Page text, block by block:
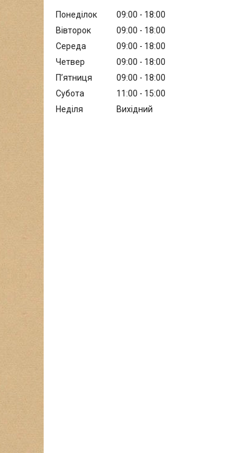
Понеділок 09:00
18:00
Вівторок
09:00
18:00
Середа
09:00
18:00
Четвер
09:00
18:00
Пʼятниця
09:00
18:00
Субота
11:00
15:00
Неділя
Вихідний